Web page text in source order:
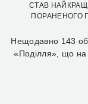
СТАВ
ПОРАНЕНОГО
Нещодавно 143
«Поділля», що на